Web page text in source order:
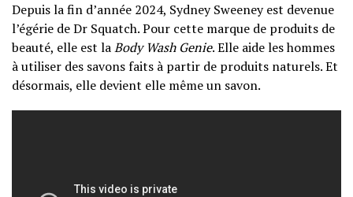
Depuis la fin d’année 2024, Sydney Sweeney est devenue
l’égérie de Dr Squatch. Pour cette marque de produits de
beauté, elle est laBody Wash Genie. Elle aide les hommes
à utiliser des savons faits à partir de produits naturels. Et
désormais, elle devient elle même un savon.